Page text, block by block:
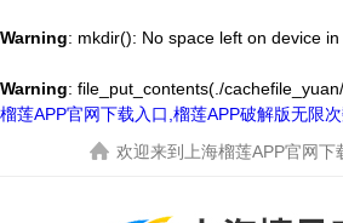
Warning: mkdir(): No space left on device in
Warning: file_put_contents(./
榴莲APP官网下载入口,榴莲APP破解版无限
欢迎来到
上海榴莲APP官网